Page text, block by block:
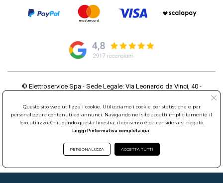
© Elettroservice Spa - Sede Legale: Via Leonardo da Vinci, 40 -
Partita Iva: 01586761007 - Codice Fiscale: 06634500588 Capitale
Sociale 1.600.000,00 Euro i.v. Iscritto al Registro delle Imprese di
Roma REA: RM-535144
Sede Operativa: Via Leonardo da Vinci, 40 - 00015 Monterotondo
Scalo (RM) - Telefono:06.90095358
Questo sito web utilizza i cookie. Utilizziamo i cookie per statistiche e per
personalizzare contenuti ed annunci. Navigando nel sito accetti implicitamente il
loro utilizzo. Chiudendo questa finestra, il consenso è da considerarsi negato.
Leggi l'informativa completa qui.
PERSONALIZZA ACCETTA TUTTI